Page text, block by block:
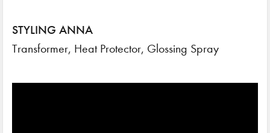
STYLING ANNA
Transformer, Heat Protector, Glossing Spray